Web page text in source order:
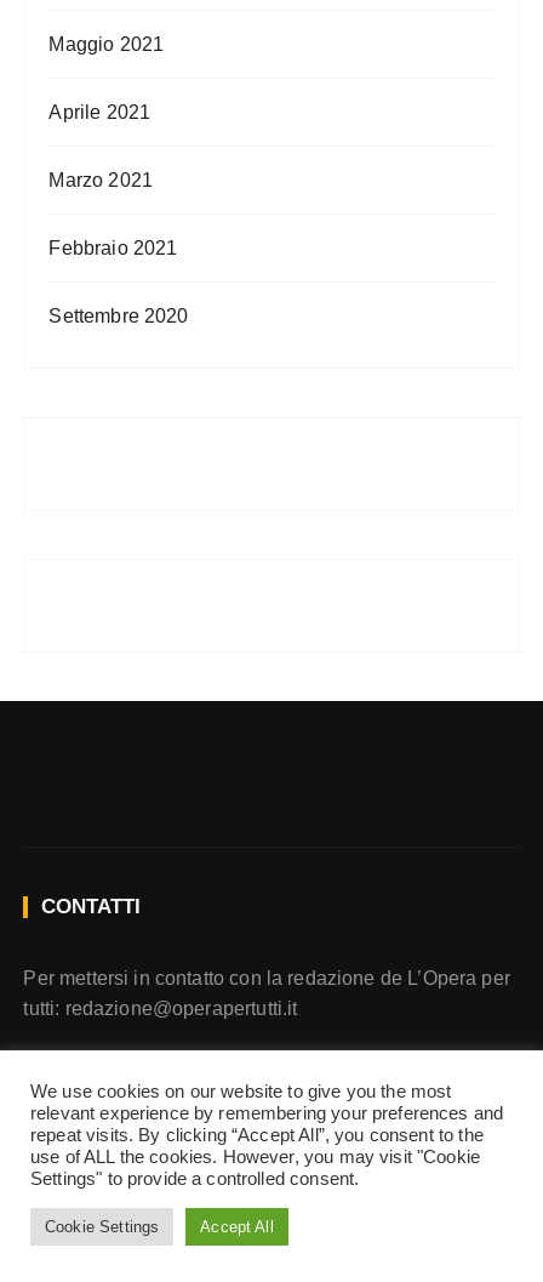
Maggio 2021
Aprile 2021
Marzo 2021
Febbraio 2021
Settembre 2020
CONTATTI
Per mettersi in contatto con la redazione de L’Opera per
tutti: redazione@operapertutti.it
CONTATTI
Per contattare L’Opera per Tutti scrivi a
redazione@operapertutti.it
We use cookies on our website to give you the most
relevant experience by remembering your preferences and
repeat visits. By clicking “Accept All”, you consent to the
use of ALL the cookies. However, you may visit "Cookie
Settings" to provide a controlled consent.
Cookie Settings Accept All